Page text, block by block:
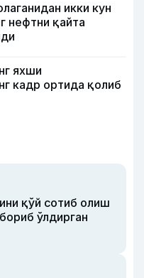
икки кун
нефтни қайта
яхши
кадр ортида қолиб
қўй сотиб олиш
ўлдирган